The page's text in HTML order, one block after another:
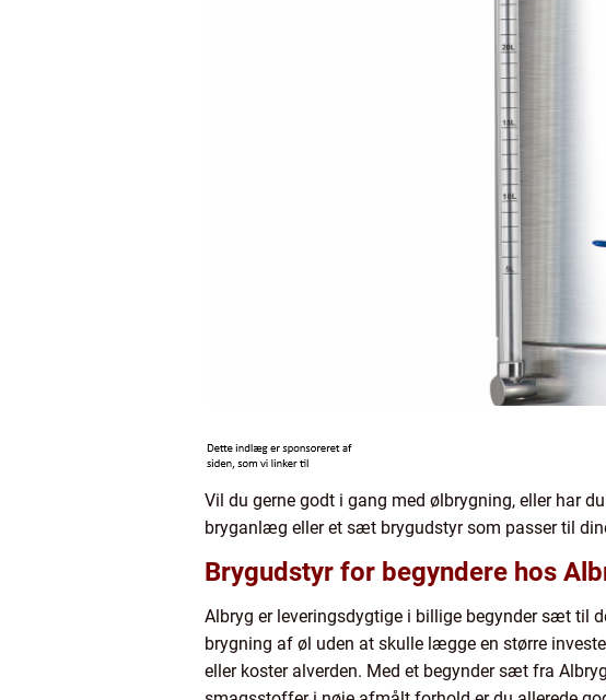
Vil du gerne godt i gang med ølbrygning, eller har
bryganlæg eller et sæt brygudstyr som passer til
Brygudstyr for begyndere hos
Albryg er leveringsdygtige i billige begynder sæt til
brygning af øl uden at skulle lægge en større
eller koster alverden. Med et begynder sæt fra